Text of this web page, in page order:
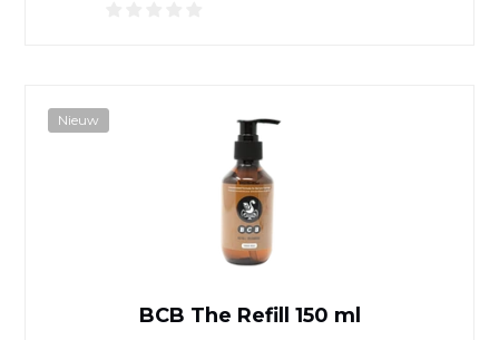
BCB The Refill 150 ml
Nieuw